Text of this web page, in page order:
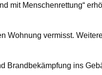
mit Menschenrettung“
Wohnung vermisst.
Brandbekämpfung ins